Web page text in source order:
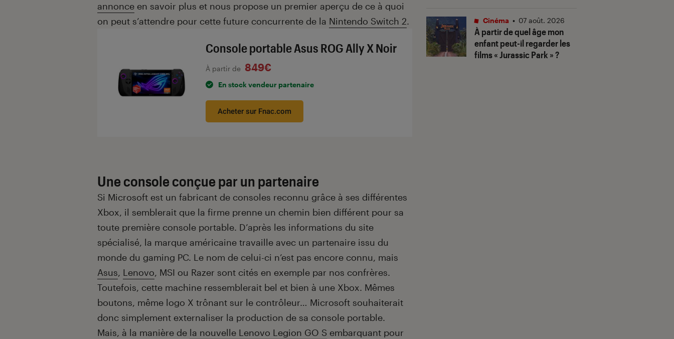
annonce en savoir plus et nous propose un premier aperçu de ce à quoi
on peut s’attendre pour cette future concurrente de la Nintendo Switch 2.
Console portable Asus ROG Ally X Noir
À partir de 849€
En stock vendeur partenaire
Acheter sur Fnac.com
Une console conçue par un partenaire
Si Microsoft est un fabricant de consoles reconnu grâce à ses différentes
Xbox, il semblerait que la firme prenne un chemin bien différent pour sa
toute première console portable. D’après les informations du site
spécialisé, la marque américaine travaille avec un partenaire issu du
monde du gaming PC. Le nom de celui-ci n’est pas encore connu, mais
Asus, Lenovo, MSI ou Razer sont cités en exemple par nos confrères.
Toutefois, cette machine ressemblerait bel et bien à une Xbox. Mêmes
boutons, même logo X trônant sur le contrôleur… Microsoft souhaiterait
donc simplement externaliser la production de sa console portable.
Mais, à la manière de la nouvelle Lenovo Legion GO S embarquant pour
À partir de quel âge mon
enfant peut-il regarder les
films « Jurassic Park » ?
Cinéma • 07 août. 2026